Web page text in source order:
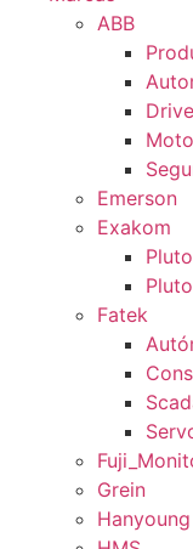
ABB
Emerson
Exakom
Fatek
Grein